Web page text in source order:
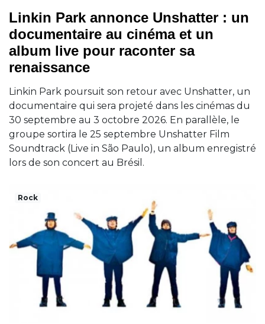
Linkin Park annonce Unshatter : un
documentaire au cinéma et un
album live pour raconter sa
renaissance
Linkin Park poursuit son retour avec Unshatter, un
documentaire qui sera projeté dans les cinémas du
30 septembre au 3 octobre 2026. En parallèle, le
groupe sortira le 25 septembre Unshatter Film
Soundtrack (Live in São Paulo), un album enregistré
lors de son concert au Brésil.
Rock